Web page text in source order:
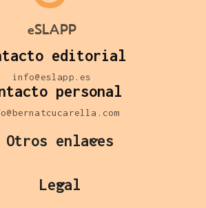
eSLAPP
editorial
info@eslapp.es
personal
Otros enlaces
Legal